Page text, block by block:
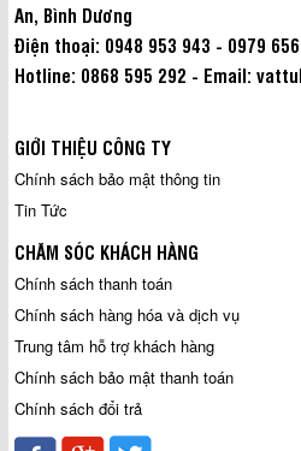
An, Bình Dương
Điện thoại: 0948 953 943 - 0979
Hotline: 0868 595 292 - Email:
GIỚI THIỆU CÔNG TY
Chính sách bảo mật thông tin
Tin Tức
CHĂM SÓC KHÁCH HÀNG
Chính sách thanh toán
Chính sách hàng hóa và dịch vụ
Trung tâm hỗ trợ khách hàng
Chính sách bảo mật thanh toán
Chính sách đổi trả